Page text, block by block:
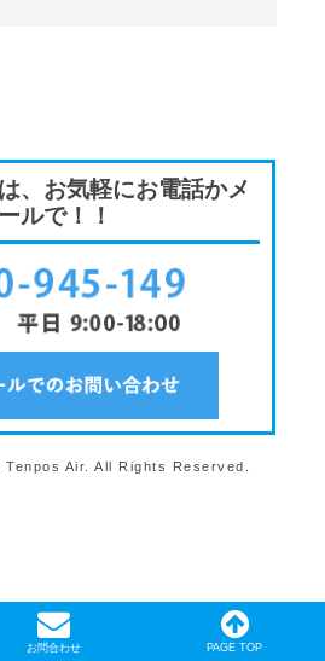
、お気軽にお電話かメ
ールで！！
Air. All Rights Reserved.
お問合わせ PAGE TOP